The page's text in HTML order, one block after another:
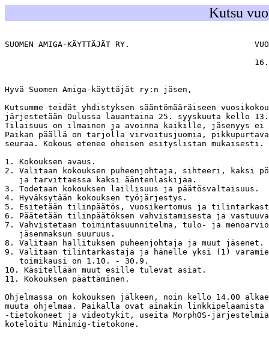
Kutsu
SUOMEN AMIGA-KÄYTTÄJÄT RY.
Hyvä Suomen Amiga-käyttäjät ry:n jäsen,
Kutsumme teidät yhdistyksen sääntömääräiseen
järjestetään Oulussa lauantaina 25. syyskuuta kello
Tilaisuus on ilmainen ja avoinna kaikille, jäsenyys ei
Paikan päällä on tarjolla virvoitusjuomia,
seuraa. Kokous etenee oheisen esityslistan mukaisesti.
1. Kokouksen avaus.
2. Valitaan kokouksen puheenjohtaja, sihteeri, kaksi
   ja tarvittaessa kaksi ääntenlaskijaa.
3. Todetaan kokouksen laillisuus ja päätösvaltaisuus.
4. Hyväksytään kokouksen työjärjestys.
5. Esitetään tilinpäätös, vuosikertomus ja
6. Päätetään tilinpäätöksen vahvistamisesta ja
7. Vahvistetaan toimintasuunnitelma, tulo- ja
   jäsenmaksun suuruus.
8. Valitaan hallituksen puheenjohtaja ja muut jäsenet.
9. Valitaan tilintarkastaja ja hänelle yksi (1)
   toimikausi on 1.10. - 30.9.
10. Käsitellään muut esille tulevat asiat.
11. Kokouksen päättäminen.
Ohjelmassa on kokouksen jälkeen, noin kello 14.00
muuta ohjelmaa. Paikalla ovat ainakin linkkipelaamista
-tietokoneet ja videotykit, useita MorphOS-järjestelmiä,
koteloitu Minimig-tietokone.